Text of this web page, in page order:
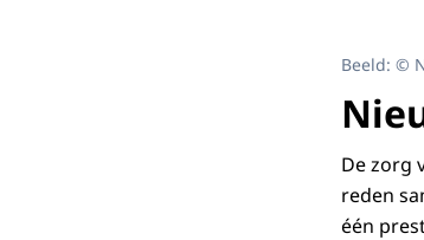
Beeld: ©
De zorg
reden
één